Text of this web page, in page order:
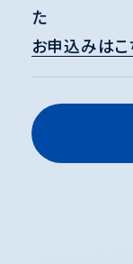
た
お申込みはこ
2026.06.10
応募書類・形